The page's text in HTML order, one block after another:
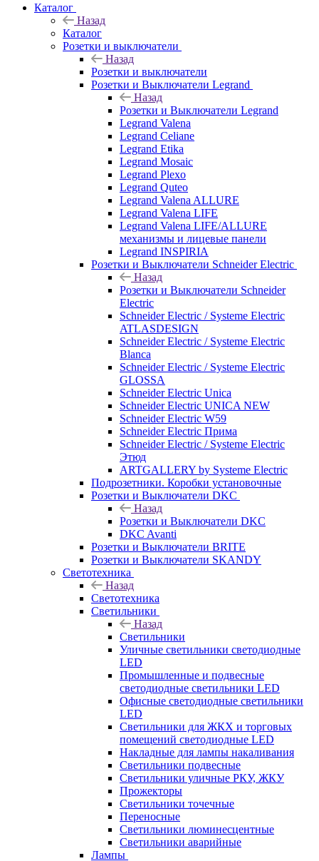
Каталог
Назад
Каталог
Розетки и выключатели
Назад
Розетки и выключатели
Розетки и Выключатели Legrand
Назад
Розетки и Выключатели Legrand
Legrand Valena
Legrand Celiane
Legrand Etika
Legrand Mosaic
Legrand Plexo
Legrand Quteo
Legrand Valena ALLURE
Legrand Valena LIFE
Legrand Valena LIFE/ALLURE
механизмы и лицевые панели
Legrand INSPIRIA
Розетки и Выключатели Schneider Electric
Назад
Розетки и Выключатели Schneider
Electric
Schneider Electric / Systeme Electric
ATLASDESIGN
Schneider Electric / Systeme Electric
Blanca
Schneider Electric / Systeme Electric
GLOSSA
Schneider Electric Unica
Schneider Electric UNICA NEW
Schneider Electric W59
Schneider Electric Прима
Schneider Electric / Systeme Electric
Этюд
ARTGALLERY by Systeme Electric
Подрозетники. Коробки установочные
Розетки и Выключатели DKC
Назад
Розетки и Выключатели DKC
DKC Avanti
Розетки и Выключатели BRITE
Розетки и Выключатели SKANDY
Светотехника
Назад
Светотехника
Светильники
Назад
Светильники
Уличные светильники светодиодные
LED
Промышленные и подвесные
светодиодные светильники LED
Офисные светодиодные светильники
LED
Светильники для ЖКХ и торговых
помещений светодиодные LED
Накладные для лампы накаливания
Светильники подвесные
Светильники уличные РКУ, ЖКУ
Прожекторы
Cветильники точечные
Переносные
Светильники люминесцентные
Светильники аварийные
Лампы